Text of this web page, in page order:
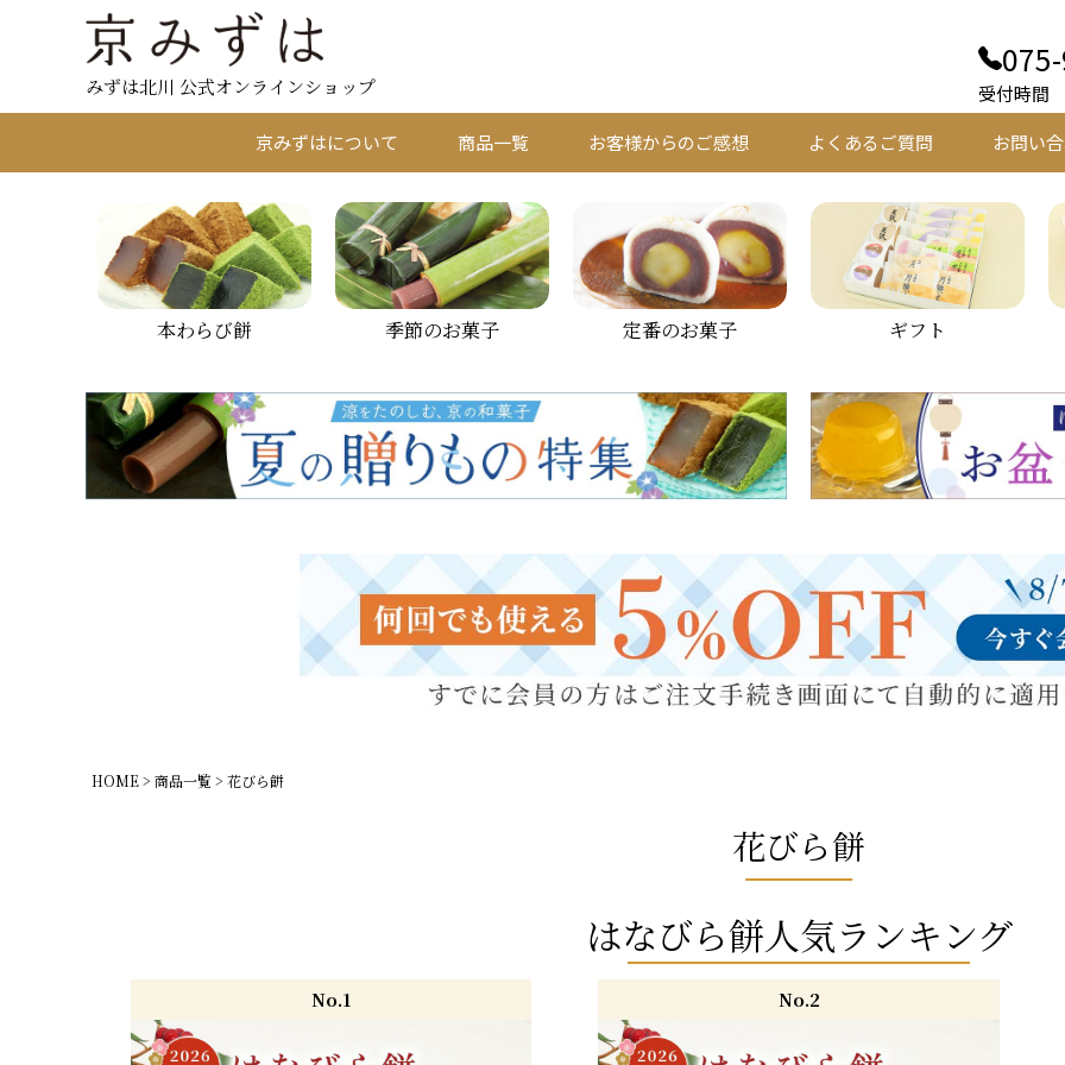
みずは北川 公式オンラインショップ
受付時間
京みずはについて
商品一覧 お客様からのご感想 よくあるご質問 お問い
本わらび餅 季節のお菓子 定番のお菓子 ギフト
HOME 商品一覧 花びら餅
花びら餅
はなびら餅人気ランキング
No.1 No.2